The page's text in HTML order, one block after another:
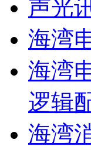
声光
海湾
海湾
逻辑
海湾